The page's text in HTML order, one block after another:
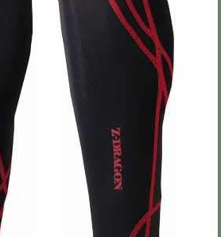
(税込 1,265円)
(税込 1,265円)
(税込 1,265円)
(税込 1,265円)
(税込 1,265円)
いる在庫状況は、できる限り最新の情報
等により、実際の在庫と異なる場合がご